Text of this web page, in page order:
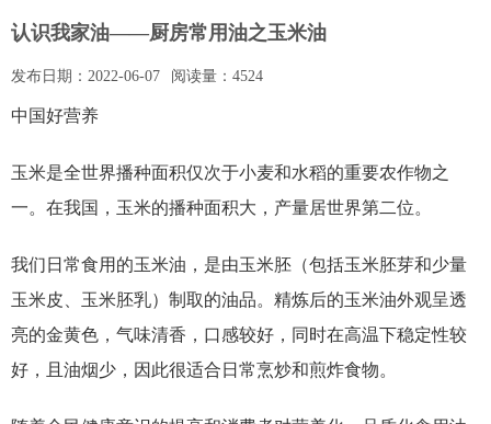
认识我家油——厨房常用油之玉米油
发布日期： 2022-06-07 阅读量： 4524
中国好营养
玉米是全世界播种面积仅次于小麦和水稻的重要农作物之
一。在我国，玉米的播种面积大，产量居世界第二位。
我们日常食用的玉米油，是由玉米胚（包括玉米胚芽和少量
玉米皮、玉米胚乳）制取的油品。精炼后的玉米油外观呈透
亮的金黄色，气味清香，口感较好，同时在高温下稳定性较
好，且油烟少，因此很适合日常烹炒和煎炸食物。